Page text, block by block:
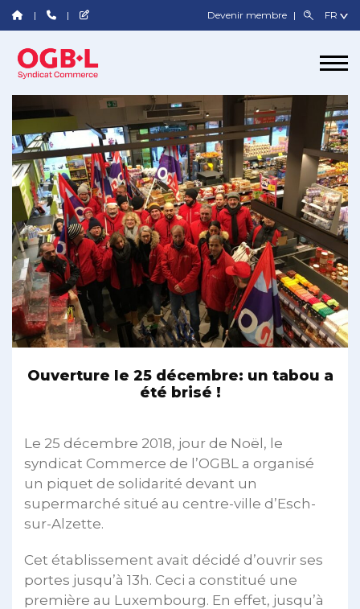
Devenir membre
Ouverture le 25 décembre: un tabou a
été brisé !
Le 25 décembre 2018, jour de Noël, le
syndicat Commerce de l’OGBL a organisé
un piquet de solidarité devant un
supermarché situé au centre-ville d’Esch-
sur-Alzette.
Cet établissement avait décidé d’ouvrir ses
portes jusqu’à 13h. Ceci a constitué une
première au Luxembourg. En effet, jusqu’à